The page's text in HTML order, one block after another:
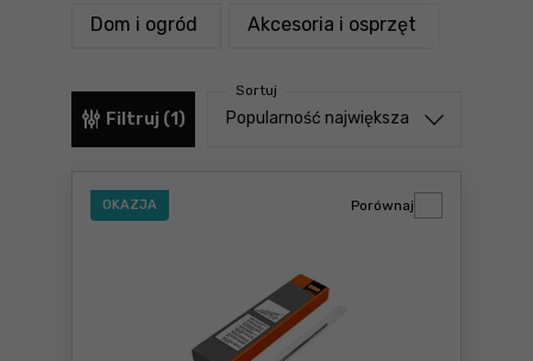
Branże
Okazje
Dom i ogród produktyAkcesoria i osprzęt
Filtruj (1)
Sortuj
Sortuj od
Popularność największa
OKAZJA Porównaj